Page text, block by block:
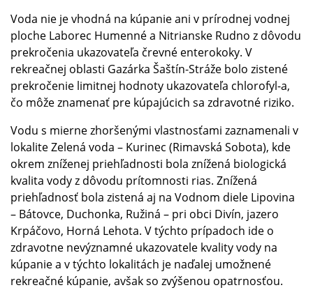
Voda nie je vhodná na kúpanie ani v prírodnej vodnej
ploche Laborec Humenné a Nitrianske Rudno z dôvodu
prekročenia ukazovateľa črevné enterokoky. V
rekreačnej oblasti Gazárka Šaštín-Stráže bolo zistené
prekročenie limitnej hodnoty ukazovateľa chlorofyl-a,
čo môže znamenať pre kúpajúcich sa zdravotné riziko.
Vodu s mierne zhoršenými vlastnosťami zaznamenali v
lokalite Zelená voda – Kurinec (Rimavská Sobota), kde
okrem zníženej priehľadnosti bola znížená biologická
kvalita vody z dôvodu prítomnosti rias. Znížená
priehľadnosť bola zistená aj na Vodnom diele Lipovina
– Bátovce, Duchonka, Ružiná – pri obci Divín, jazero
Krpáčovo, Horná Lehota. V týchto prípadoch ide o
zdravotne nevýznamné ukazovatele kvality vody na
kúpanie a v týchto lokalitách je naďalej umožnené
rekreačné kúpanie, avšak so zvýšenou opatrnosťou.